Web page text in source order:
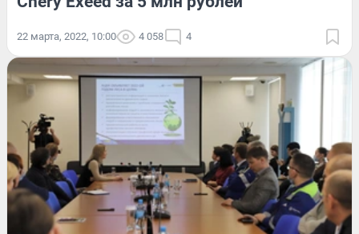
22 марта, 2022, 10:00 4 058 4